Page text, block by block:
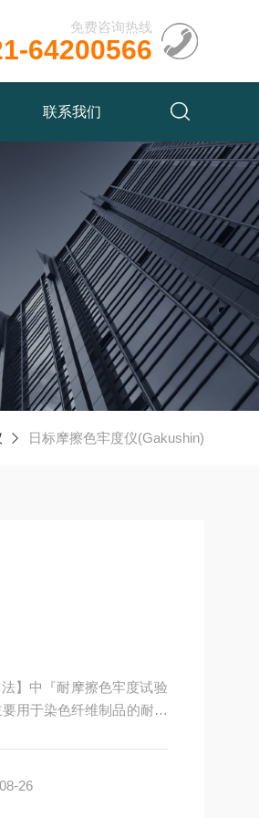
免费咨询热线
64200566
联系我们
日标摩擦色牢度仪(Gakushin)
】中『耐摩擦色牢度试验
用于染色纤维制品的耐摩
26